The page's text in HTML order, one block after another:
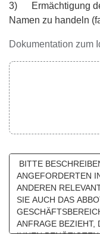
3) Ermächtigung
Namen zu handeln
Dokumentation zum